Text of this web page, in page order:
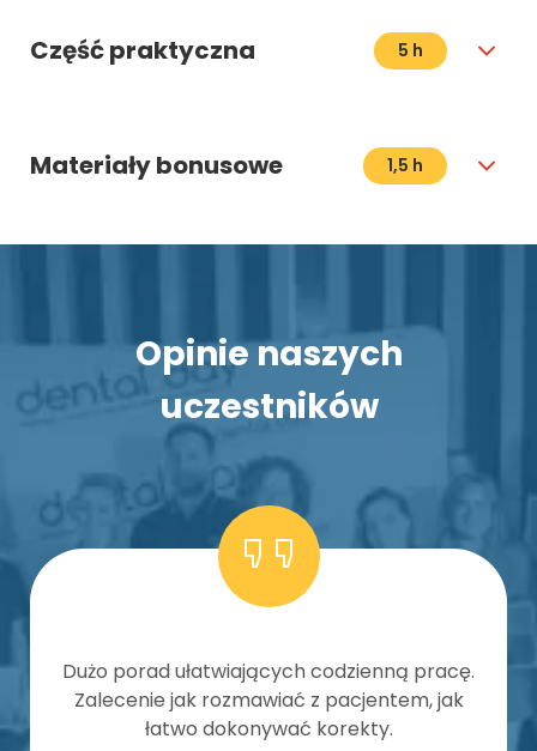
Część praktyczna 5 h
Materiały bonusowe 1,5 h
Opinie naszych
uczestników
Dużo porad ułatwiających codzienną pracę.
Zalecenie jak rozmawiać z pacjentem, jak
łatwo dokonywać korekty.